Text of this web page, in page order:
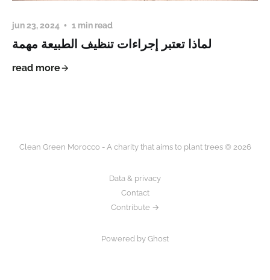
jun 23, 2024 1 min read
لماذا تعتبر إجراءات تنظيف الطبيعة مهمة
read more
Clean Green Morocco - A charity that aims to plant trees © 2026
Data & privacy
Contact
Contribute →
Powered by Ghost